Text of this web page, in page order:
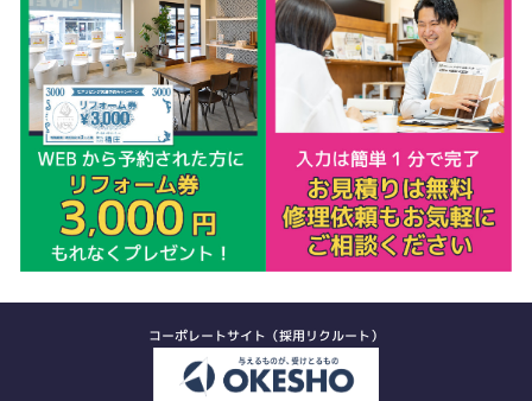
コーポレートサイト（採用リクルート）